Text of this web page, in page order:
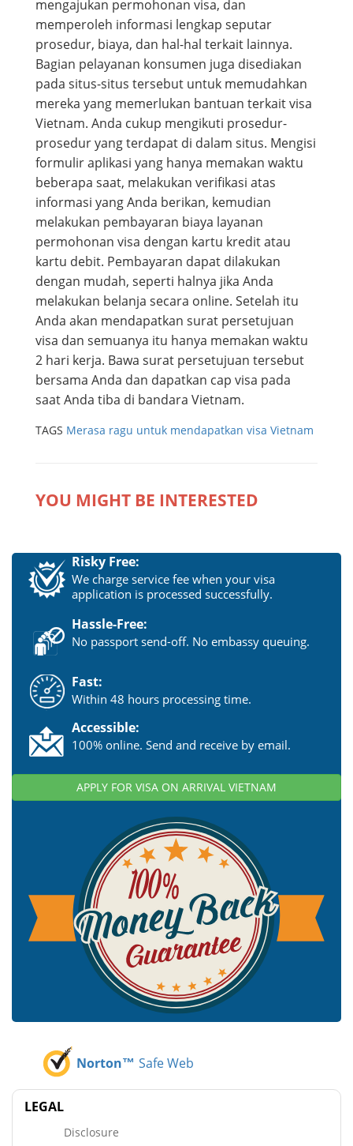
mengajukan permohonan visa, dan
memperoleh informasi lengkap seputar
prosedur, biaya, dan hal-hal terkait lainnya.
Bagian pelayanan konsumen juga disediakan
pada situs-situs tersebut untuk memudahkan
mereka yang memerlukan bantuan terkait visa
Vietnam. Anda cukup mengikuti prosedur-
prosedur yang terdapat di dalam situs. Mengisi
formulir aplikasi yang hanya memakan waktu
beberapa saat, melakukan verifikasi atas
informasi yang Anda berikan, kemudian
melakukan pembayaran biaya layanan
permohonan visa dengan kartu kredit atau
kartu debit. Pembayaran dapat dilakukan
dengan mudah, seperti halnya jika Anda
melakukan belanja secara online. Setelah itu
Anda akan mendapatkan surat persetujuan
visa dan semuanya itu hanya memakan waktu
2 hari kerja. Bawa surat persetujuan tersebut
bersama Anda dan dapatkan cap visa pada
saat Anda tiba di bandara Vietnam.
TAGS Merasa ragu untuk mendapatkan visa Vietnam
YOU MIGHT BE INTERESTED
Risky Free:
We charge service fee when your visa
application is processed successfully.
Hassle-Free:
No passport send-off. No embassy queuing.
Fast:
Within 48 hours processing time.
Accessible:
100% online. Send and receive by email.
APPLY FOR VISA ON ARRIVAL VIETNAM
Norton™ Safe Web
LEGAL
Disclosure